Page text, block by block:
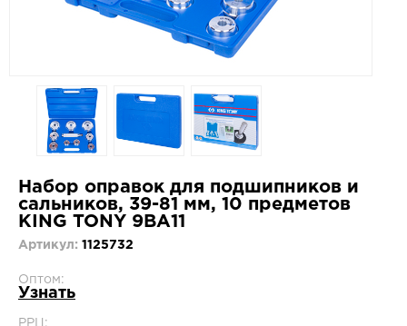
Набор оправок для подшипников и
сальников, 39-81 мм, 10 предметов
KING TONY 9BA11
Артикул: 1125732
Оптом:
Узнать
РРЦ: